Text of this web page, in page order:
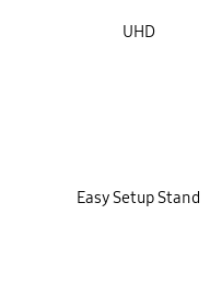
UHD
Easy Setup Stand